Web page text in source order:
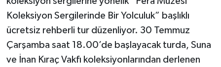
Koleksiyon Sergilerinde Bir Yolculuk” başlıklı
ücretsiz rehberli tur düzenliyor. 30 Temmuz
Çarşamba saat 18.00’de başlayacak turda, Suna
ve İnan Kıraç Vakfı koleksiyonlarından derlenen